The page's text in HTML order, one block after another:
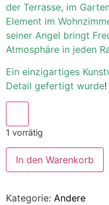
der Terrasse, im
Element im
seiner Angel bringt
Atmosphäre in jeden
Ein einzigartiges
Detail gefertigt wurde!
1 vorrätig
In den Warenkorb
Kategorie: Andere